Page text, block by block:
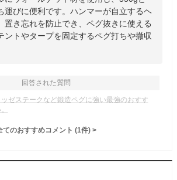
運びに便利です。ハンマーが自立するヘ
置き忘れを防止でき、ペグ抜きに使える
ントやタープを固定するペグ打ちや撤収
回答された質問
ゼステークなど鍛造ペグに強い最強のおすす
てのおすすめコメント (1件) >